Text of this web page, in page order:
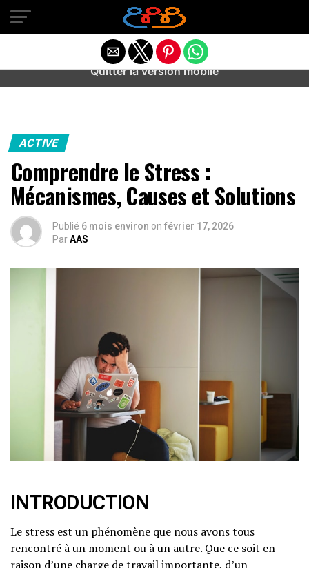
Warning
: preg_match(): Unknown modifier '/' in
/home/u589487443/domains/aideanxietestress.fr/
content/plugins/idev-post-views/includes/class-bots.php
ACTIVE
Comprendre le Stress :
Mécanismes, Causes et Solutions
Publié 6 mois environ on février 17, 2026
ParAAS
INTRODUCTION
Le stress est un phénomène que nous avons tous
rencontré à un moment ou à un autre. Que ce soit en
raison d’une charge de travail importante, d’un
Quitter la version mobile